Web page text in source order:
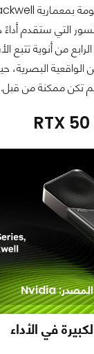
التي ستقدم أداءً
تكن ممكنة من قبل.
المصدر: Nvidia